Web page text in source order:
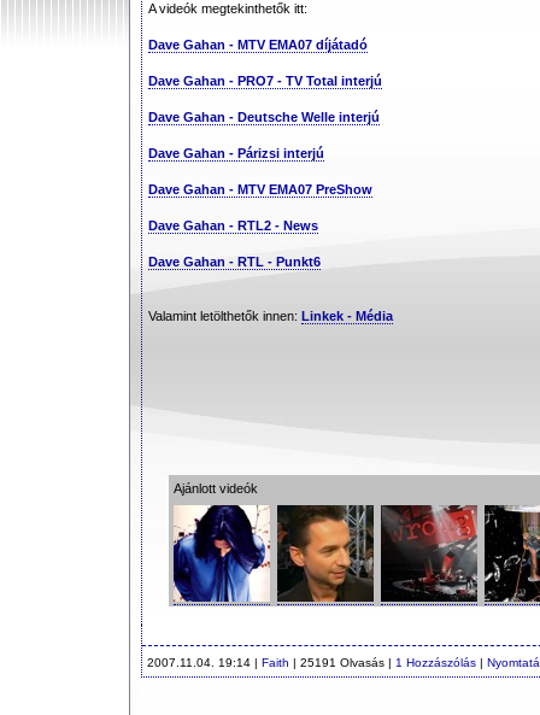
A videók megtekinthetők itt:
Dave Gahan - MTV EMA07 díjátadó
Dave Gahan - PRO7 - TV Total interjú
Dave Gahan - Deutsche Welle interjú
Dave Gahan - Párizsi interjú
Dave Gahan - MTV EMA07 PreShow
Dave Gahan - RTL2 - News
Dave Gahan - RTL - Punkt6
Valamint letölthetők innen: Linkek - Média
Ajánlott videók
2007.11.04. 19:14 | Faith | 25191 Olvasás | 1 Hozzászólás |